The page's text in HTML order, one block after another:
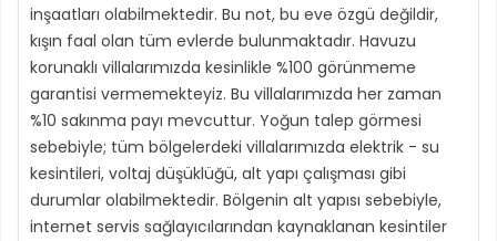
inşaatları olabilmektedir. Bu not, bu eve özgü değildir,
kışın faal olan tüm evlerde bulunmaktadır. Havuzu
korunaklı villalarımızda kesinlikle %100 görünmeme
garantisi vermemekteyiz. Bu villalarımızda her zaman
%10 sakınma payı mevcuttur. Yoğun talep görmesi
sebebiyle; tüm bölgelerdeki villalarımızda elektrik - su
kesintileri, voltaj düşüklüğü, alt yapı çalışması gibi
durumlar olabilmektedir. Bölgenin alt yapısı sebebiyle,
internet servis sağlayıcılarından kaynaklanan kesintiler